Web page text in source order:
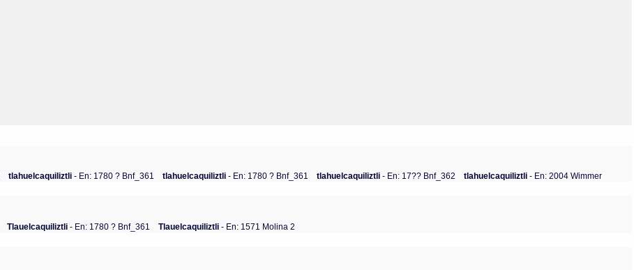
tlahuelcaquiliztli- En: 1780 ? Bnf_361 tlahuelcaquiliztli- En: 1780 ? Bnf_361 tlahuelcaquiliztli- En: 17?? Bnf_362 tlahuelcaquiliztli- En: 2004 Wimmer
Tlauelcaquiliztli - En: 1780 ? Bnf_361 Tlauelcaquiliztli - En: 1571 Molina 2